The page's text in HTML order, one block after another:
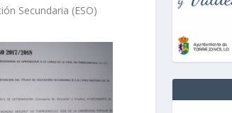
Secundaria (ESO)